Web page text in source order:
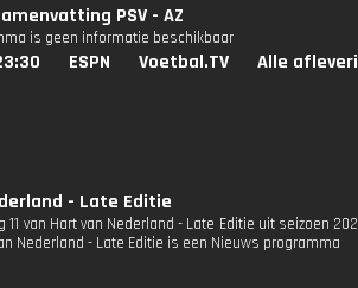
PSV - AZ
is geen informatie beschikbaar
ESPN Voetbal.TV Alle
- Late Editie
11 van Hart van Nederland - Late Editie uit seizoen
Nederland - Late Editie is een Nieuws programma